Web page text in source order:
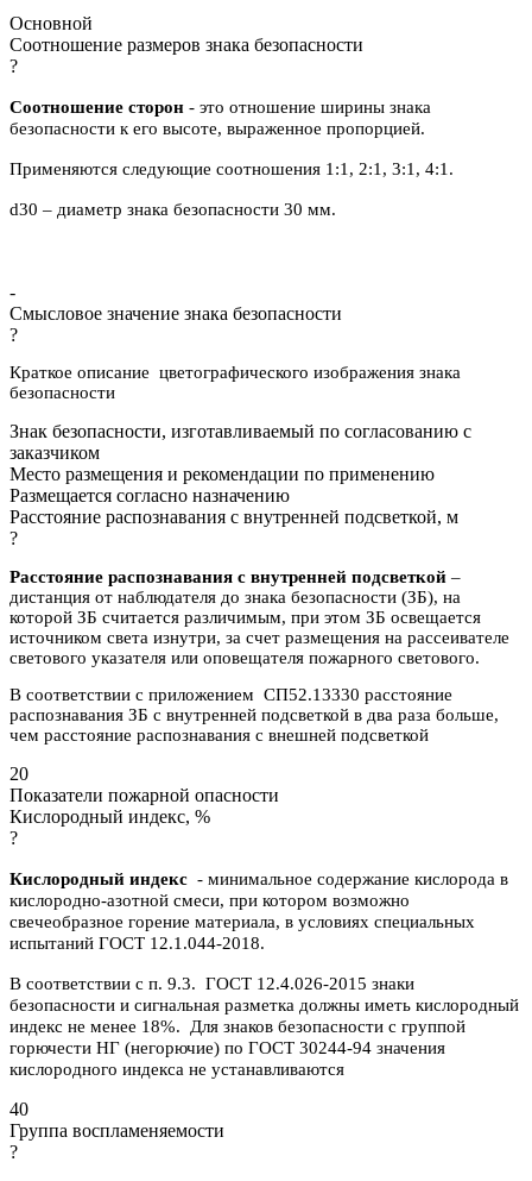
Основной
Соотношение размеров знака безопасности
?
Соотношение сторон - это отношение ширины знака
безопасности к его высоте, выраженное пропорцией.
Применяются следующие соотношения 1:1, 2:1, 3:1, 4:1.
d30 – диаметр знака безопасности 30 мм.
-
Смысловое значение знака безопасности
?
Краткое описание цветографического изображения знака
безопасности
Знак безопасности, изготавливаемый по согласованию с
заказчиком
Место размещения и рекомендации по применению
Размещается согласно назначению
Расстояние распознавания с внутренней подсветкой, м
?
Расстояние распознавания с внутренней подсветкой –
дистанция от наблюдателя до знака безопасности (ЗБ), на
которой ЗБ считается различимым, при этом ЗБ освещается
источником света изнутри, за счет размещения на рассеивателе
светового указателя или оповещателя пожарного светового.
В соответствии с приложением СП52.13330 расстояние
распознавания ЗБ с внутренней подсветкой в два раза больше,
чем расстояние распознавания с внешней подсветкой
20
Показатели пожарной опасности
Кислородный индекс, %
?
Кислородный индекс - минимальное содержание кислорода в
кислородно-азотной смеси, при котором возможно
свечеобразное горение материала, в условиях специальных
испытаний ГОСТ 12.1.044-2018.
В соответствии с п. 9.3. ГОСТ 12.4.026-2015 знаки
безопасности и сигнальная разметка должны иметь кислородный
индекс не менее 18%. Для знаков безопасности с группой
горючести НГ (негорючие) по ГОСТ 30244-94 значения
кислородного индекса не устанавливаются
40
Группа воспламеняемости
?